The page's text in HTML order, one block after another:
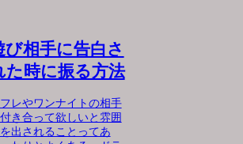
び相手に告白さ
た時に振る方法
レやワンナイトの相手
き合って欲しいと雰囲
出されることってあ